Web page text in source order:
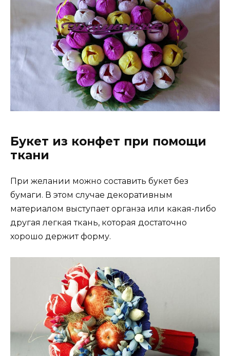
Букет из конфет при помощи
ткани
При желании можно составить букет без
бумаги. В этом случае декоративным
материалом выступает органза или какая-либо
другая легкая ткань, которая достаточно
хорошо держит форму.